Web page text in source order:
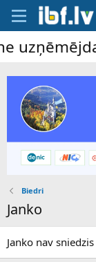
Biedri
Janko
Janko nav